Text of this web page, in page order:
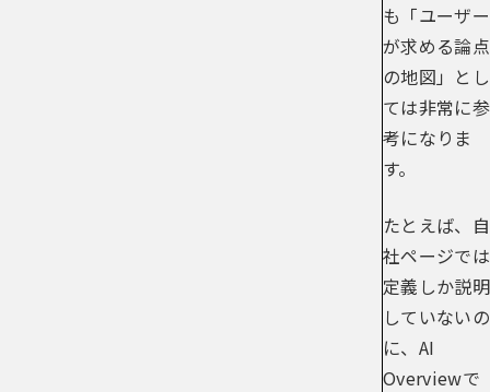
も「ユーザー
が求める論点
の地図」とし
ては非常に参
考になりま
す。
たとえば、自
社ページでは
定義しか説明
していないの
に、AI
Overviewで